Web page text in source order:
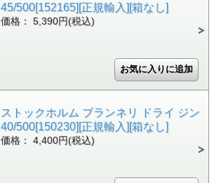
45/500[152165][正規輸入][箱なし]
価格： 5,390円(税込)
ストックホルム ブランネリ ドライ ジン
40/500[150230][正規輸入][箱なし]
価格： 4,400円(税込)